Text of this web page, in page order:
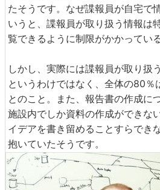
たそうです。なぜ諜報員が自宅で
いうと、諜報員が取り扱う情報は
覧できるように制限がかかってい
しかし、実際には諜報員が取り扱
というわけではなく、全体の80％
とのこと。また、報告書の作成に
施設内でしか資料の作成ができな
イデアを書き留めることすらでき
抱いていたそうです。